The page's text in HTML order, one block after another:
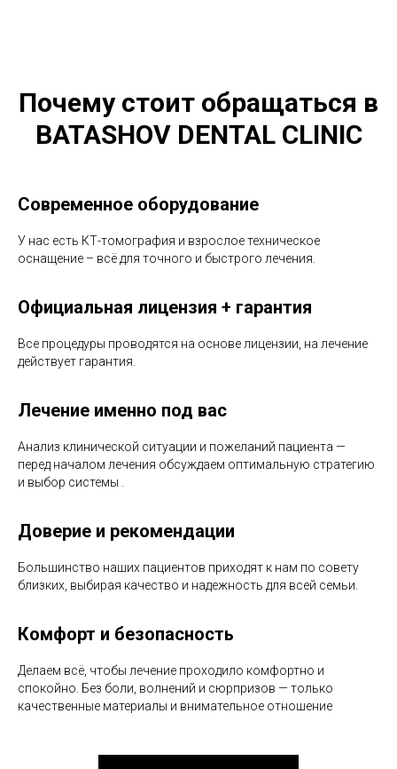
Почему стоит обращаться в
BATASHOV DENTAL CLINIC
Современное оборудование
У нас есть КТ-томография и взрослое техническое
оснащение – всё для точного и быстрого лечения.
Официальная лицензия + гарантия
Все процедуры проводятся на основе лицензии, на лечение
действует гарантия.
Лечение именно под вас
Анализ клинической ситуации и пожеланий пациента —
перед началом лечения обсуждаем оптимальную стратегию
и выбор системы .
Доверие и рекомендации
Большинство наших пациентов приходят к нам по совету
близких, выбирая качество и надежность для всей семьи.
Комфорт и безопасность
Делаем всё, чтобы лечение проходило комфортно и
спокойно. Без боли, волнений и сюрпризов — только
качественные материалы и внимательное отношение